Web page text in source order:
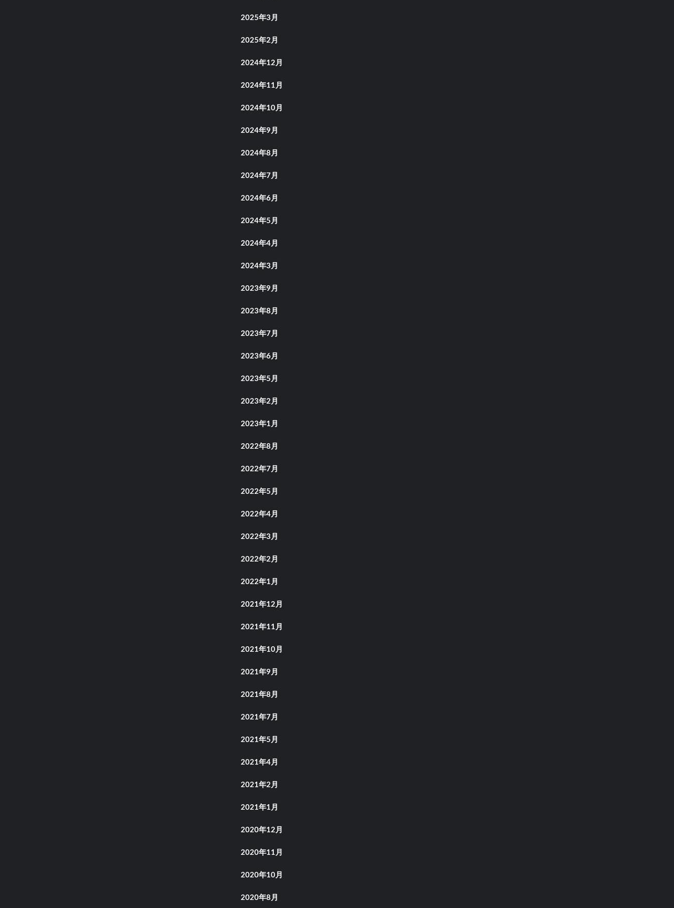
2025年3月
2025年2月
2024年12月
2024年11月
2024年10月
2024年9月
2024年8月
2024年7月
2024年6月
2024年5月
2024年4月
2024年3月
2023年9月
2023年8月
2023年7月
2023年6月
2023年5月
2023年2月
2023年1月
2022年8月
2022年7月
2022年5月
2022年4月
2022年3月
2022年2月
2022年1月
2021年12月
2021年11月
2021年10月
2021年9月
2021年8月
2021年7月
2021年5月
2021年4月
2021年2月
2021年1月
2020年12月
2020年11月
2020年10月
2020年8月